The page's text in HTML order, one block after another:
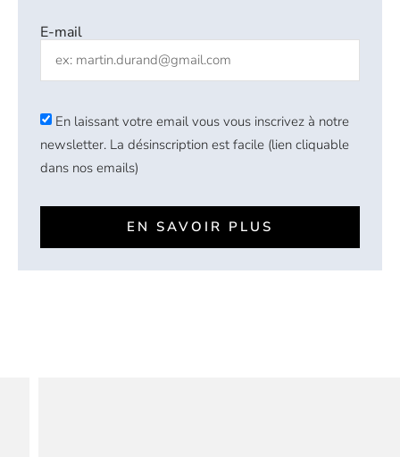
E-mail
En laissant votre email vous vous inscrivez à notre
newsletter. La désinscription est facile (lien cliquable
dans nos emails)
EN SAVOIR PLUS